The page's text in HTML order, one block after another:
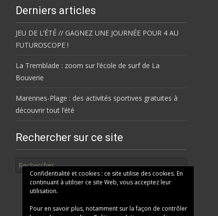
Derniers articles
JEU DE L’ÉTÉ // GAGNEZ UNE JOURNÉE POUR 4 AU
FUTUROSCOPE !
La Tremblade : zoom sur l’école de surf de La
Bouverie
Marennes-Plage : des activités sportives gratuites à
découvrir tout l’été
Rechercher sur ce site
Confidentialité et cookies : ce site utilise des cookies. En
continuant à utiliser ce site Web, vous acceptez leur
utilisation.
Pour en savoir plus, notamment sur la façon de contrôler